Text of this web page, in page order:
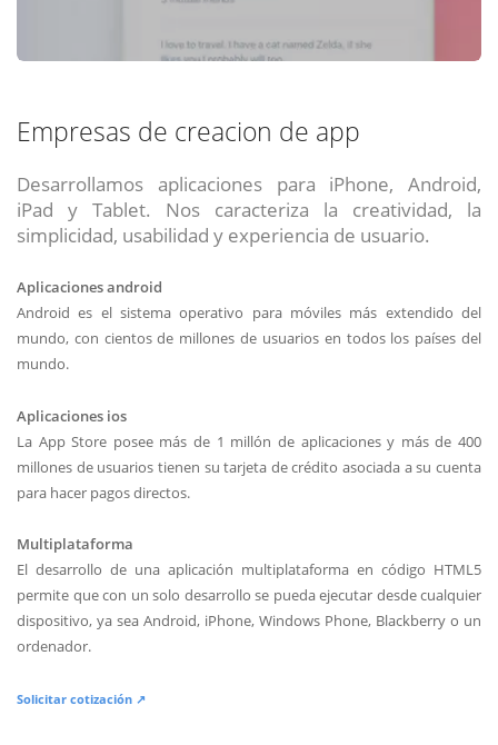
Empresas de creacion de app
Desarrollamos aplicaciones para iPhone, Android,
iPad y Tablet. Nos caracteriza la creatividad, la
simplicidad, usabilidad y experiencia de usuario.
Aplicaciones android
Android es el sistema operativo para móviles más extendido del
mundo, con cientos de millones de usuarios en todos los países del
mundo.
Aplicaciones ios
La App Store posee más de 1 millón de aplicaciones y más de 400
millones de usuarios tienen su tarjeta de crédito asociada a su cuenta
para hacer pagos directos.
Multiplataforma
El desarrollo de una aplicación multiplataforma en código HTML5
permite que con un solo desarrollo se pueda ejecutar desde cualquier
dispositivo, ya sea Android, iPhone, Windows Phone, Blackberry o un
ordenador.
Solicitar cotización ↗